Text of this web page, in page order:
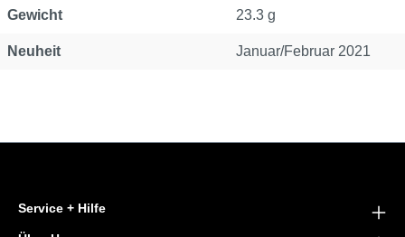
Gewicht 23.3 g
Neuheit Januar/Februar 2021
Service + Hilfe